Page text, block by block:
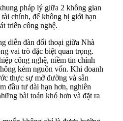
pháp lý giữa 2 không gian
chính, để không bị giới hạn
triển công nghệ.
diễn đàn đối thoại giữa Nhà
vai trò đặc biệt quan trọng.
công nghệ, niềm tin chính
kém nguồn vốn. Khi doanh
thực sự mở đường và sẵn
đầu tư dài hạn hơn, nghiên
bài toán khó hơn và đặt ra